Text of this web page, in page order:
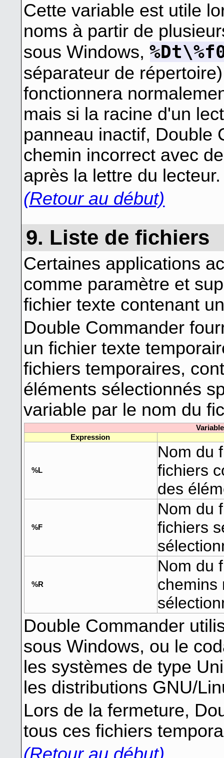
Cette variable est utile
noms à partir de
sous Windows,
séparateur de
fonctionnera
mais si la racine d'un
panneau inactif, Double
chemin incorrect avec
après la lettre du lecteur.
(Retour au début)
9. Liste de fichiers
Certaines applications
comme paramètre et
fichier texte contenant
Double Commander
un fichier texte
fichiers temporaires,
éléments sélectionnés
variable par le nom du
Expression
%L
Nom du
fichiers
des
%F
Nom du
fichiers
%R
Nom du
chemins
Double Commander
sous Windows, ou le
les systèmes de type
les distributions GNU/
Lors de la fermeture,
tous ces fichiers